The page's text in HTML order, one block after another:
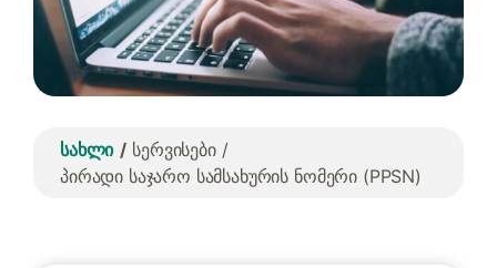
სახლი
სერვისები
პირადი საჯარო სამსახურის ნომერი (PPSN)